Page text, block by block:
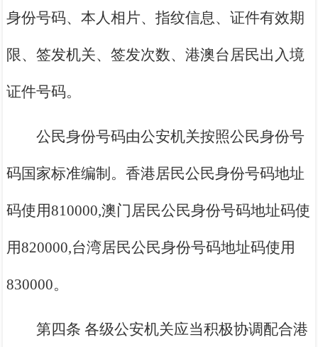
身份号码、本人相片、指纹信息、证件有效期
限、签发机关、签发次数、港澳台居民出入境
证件号码。
公民身份号码由公安机关按照公民身份号
码国家标准编制。香港居民公民身份号码地址
码使用810000,澳门居民公民身份号码地址码使
用820000,台湾居民公民身份号码地址码使用
830000。
第四条 各级公安机关应当积极协调配合港